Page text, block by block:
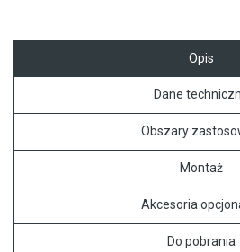
Opis
Dane
Obszary
Montaż
Akcesoria
Do pobrania